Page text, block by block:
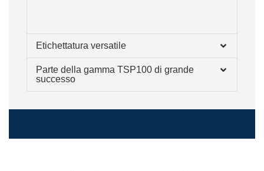
Etichettatura versatile
Parte della gamma TSP100 di grande
successo